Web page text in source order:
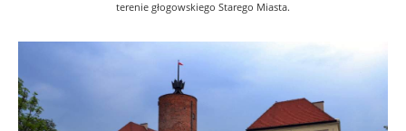
terenie głogowskiego Starego Miasta.